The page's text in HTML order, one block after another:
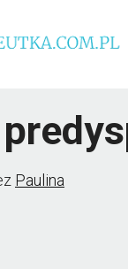
Paulina